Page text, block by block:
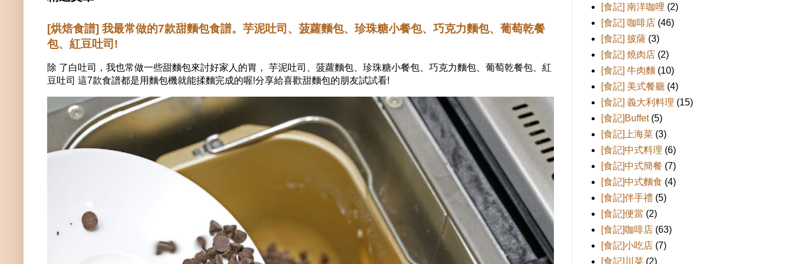
[烘焙食譜] 我最常做的7款甜麵包食譜。芋泥吐司、菠蘿麵包、珍珠糖小餐包、巧克力麵包、葡萄乾餐
包、紅豆吐司!
除 了白吐司，我也常做一些甜麵包來討好家人的胃， 芋泥吐司、菠蘿麵包、珍珠糖小餐包、巧克力麵包、葡萄乾餐包、紅
豆吐司 這7款食譜都是用麵包機就能揉麵完成的喔!分享給喜歡甜麵包的朋友試試看!
[食記] 南洋咖哩 (2)
[食記] 咖啡店 (46)
[食記] 披薩 (3)
[食記] 燒肉店 (2)
[食記] 牛肉麵 (10)
[食記] 美式餐廳 (4)
[食記] 義大利料理 (15)
[食記]Buffet (5)
[食記]上海菜 (3)
[食記]中式料理 (6)
[食記]中式簡餐 (7)
[食記]中式麵食 (4)
[食記]伴手禮 (5)
[食記]便當 (2)
[食記]咖啡店 (63)
[食記]小吃店 (7)
[食記]川菜 (2)